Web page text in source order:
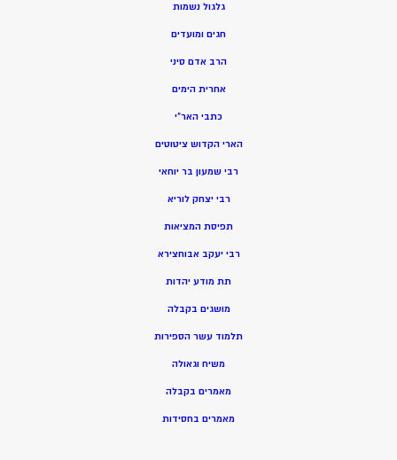
גלגול נשמות
חגים ומועדים
הרב אדם סיני
אחרית הימים
כתבי האר”י
הארי הקדוש ציטוטים
רבי שמעון בר יוחאי
רבי יצחק לוריא
תפיסת המציאות
רבי יעקב אבוחצירא
תת מודע יהדות
מושגים בקבלה
תלמוד עשר הספירות
משיח וגאולה
מאמרים בקבלה
מאמרים בחסידות